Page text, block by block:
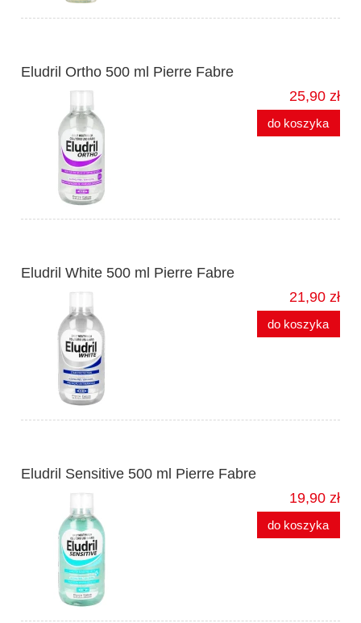
Eludril Ortho 500 ml Pierre Fabre
25,90 zł
do koszyka
Eludril White 500 ml Pierre Fabre
21,90 zł
do koszyka
Eludril Sensitive 500 ml Pierre Fabre
19,90 zł
do koszyka